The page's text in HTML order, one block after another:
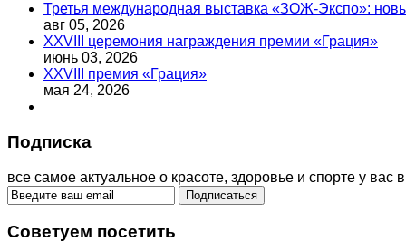
Третья международная выставка «ЗОЖ-Экспо»:
авг 05, 2026
XXVIII церемония награждения премии «Грация»
июнь 03, 2026
XXVIII премия «Грация»
мая 24, 2026
Подписка
все самое актуальное о красоте, здоровье и спорте у вас
Советуем посетить